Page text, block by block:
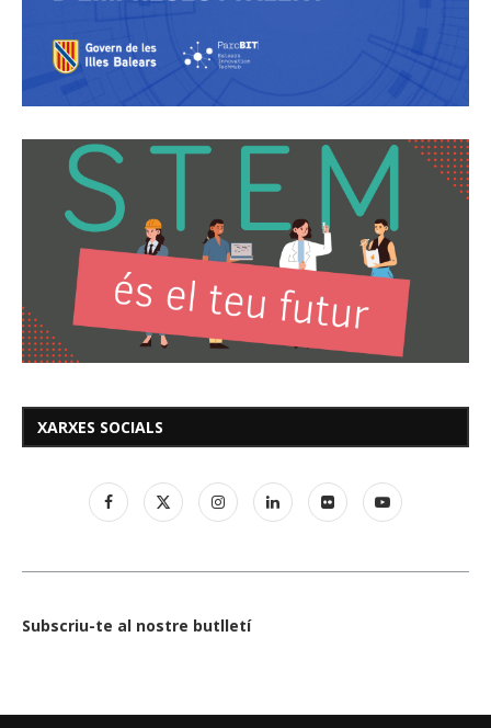
XARXES SOCIALS
Subscriu-te al nostre butlletí